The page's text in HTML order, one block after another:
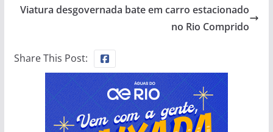
Viatura desgovernada bate em carro estacionado
no Rio Comprido
Share This Post: